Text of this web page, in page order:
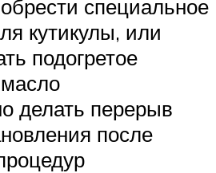
специальное
кутикулы, или
подогретое
делать перерыв
после